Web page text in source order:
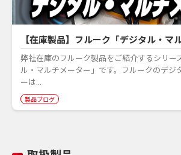
【在庫製品】フルーク「デジタル・マ
弊社在庫のフルーク製品をご紹介するシリー
ル・マルチメーター」です。フルークのデジ
ーは...
製品ブログ